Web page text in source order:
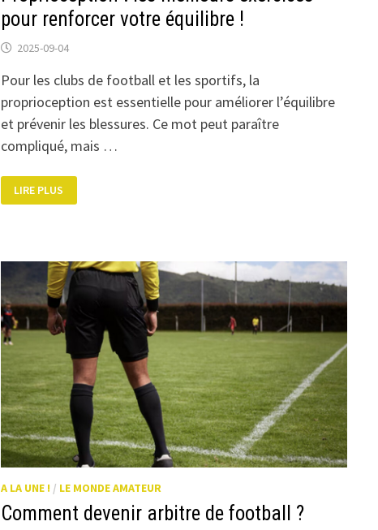
pour renforcer votre équilibre !
2025-09-04
Pour les clubs de football et les sportifs, la
proprioception est essentielle pour améliorer l’équilibre
et prévenir les blessures. Ce mot peut paraître
compliqué, mais …
:
LES
VOTRE
ÉQUILIBRE
LIRE PLUS
A LA UNE ! / LE MONDE AMATEUR
Comment devenir arbitre de football ?